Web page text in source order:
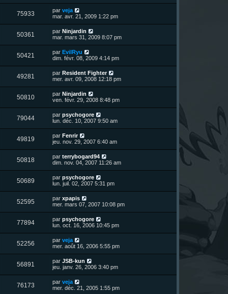
e
s
s
a
g
e
s
r
m
e
s
s
a
g
e
u
i
e
r
m
e
s
s
a
g
e
75933V
u
D
e
i
e
r
m
e
s
s
a
g
e
par veja
mar. avr. 21, 2009 1:22 pm
50361
u
D
e
i
e
r
m
e
s
s
a
g
e
par Ninjardin
mar. mars 31, 2009 8:07 pm
50421
u
s
D
e
i
e
r
m
e
s
s
a
g
e
par EvilRyu
dim. févr. 08, 2009 4:14 pm
49281
u
s
D
e
i
e
r
m
e
s
s
a
g
e
par Resident Fighter
mer. avr. 09, 2008 12:18 pm
50810V
u
s
D
e
i
e
r
m
e
s
s
a
g
e
par Ninjardin
ven. févr. 29, 2008 8:48 pm
79044V
u
s
D
e
i
e
r
m
e
s
s
a
g
e
par psychogore
lun. déc. 10, 2007 9:50 am
49819V
u
s
D
e
i
e
r
m
e
s
s
a
g
e
par Fenrir
jeu. nov. 29, 2007 6:40 am
50818V
u
s
D
e
i
e
r
m
e
s
s
a
g
e
par terrybogard94
dim. nov. 04, 2007 11:26 am
50689V
u
s
D
e
i
e
r
m
e
s
s
a
g
e
par psychogore
lun. juil. 02, 2007 5:31 pm
52595V
u
s
D
e
i
e
r
m
e
s
s
a
g
e
par xpapis
mer. mars 07, 2007 10:08 pm
77894V
u
D
e
i
e
r
m
e
s
s
a
g
par psychogore
lun. oct. 16, 2006 10:45 pm
52256V
u
s
D
e
i
e
r
m
e
par veja
mer. août 16, 2006 5:55 pm
56891
u
D
e
i
e
par JSB-kun
jeu. janv. 26, 2006 3:40 pm
76173V
D
e
par veja
mer. déc. 21, 2005 1:55 pm